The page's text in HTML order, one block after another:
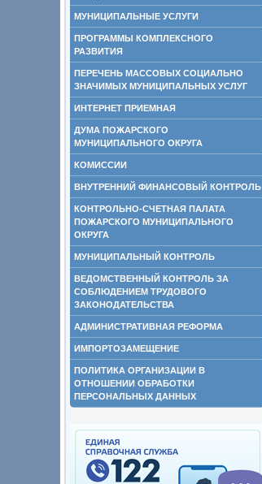
МУНИЦИПАЛЬНЫЕ УСЛУГИ
ПРОГРАММЫ КОМПЛЕКСНОГО
РАЗВИТИЯ
ПЕРЕЧЕНЬ МАССОВЫХ СОЦИАЛЬНО
ЗНАЧИМЫХ МУНИЦИПАЛЬНЫХ УСЛУГ
ИНТЕРНЕТ ПРИЕМНАЯ
ДУМА ПОЖАРСКОГО
МУНИЦИПАЛЬНОГО ОКРУГА
КОМИССИИ
ВНУТРЕННИЙ ФИНАНСОВЫЙ КОНТРОЛЬ
КОНТРОЛЬНО-СЧЕТНАЯ ПАЛАТА
ПОЖАРСКОГО МУНИЦИПАЛЬНОГО
ОКРУГА
МУНИЦИПАЛЬНЫЙ КОНТРОЛЬ
ВЕДОМСТВЕННЫЙ КОНТРОЛЬ ЗА
СОБЛЮДЕНИЕМ ТРУДОВОГО
ЗАКОНОДАТЕЛЬСТВА
АДМИНИСТРАТИВНАЯ РЕФОРМА
ИМПОРТОЗАМЕЩЕНИЕ
ПОЛИТИКА ОРГАНИЗАЦИИ В
ОТНОШЕНИИ ОБРАБОТКИ
ПЕРСОНАЛЬНЫХ ДАННЫХ